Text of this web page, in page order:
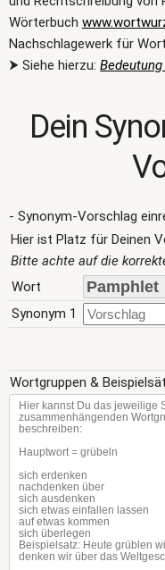
Wörterbuch
Nachschlagewerk für
⮞ Siehe hierzu:
Dein
- Synonym-Vorschlag
Hier ist Platz für Deinen
Bitte achte auf die
Wort
Synonym 1
Wortgruppen &